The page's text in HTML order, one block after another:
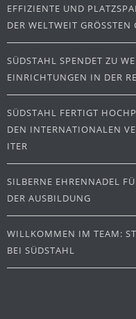
EFFIZIENTE UND
DER WELTWEIT GRÖSSTEN
SÜDSTAHL SPENDET ZU
EINRICHTUNGEN IN DER
SÜDSTAHL FERTIGT
DEN INTERNATIONALEN
ITER
SILBERNE EHRENNADEL
DER AUSBILDUNG
WILLKOMMEN IM TEAM:
BEI SÜDSTAHL